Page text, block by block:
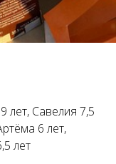
лет, Савелия 7,5
6 лет,
лет